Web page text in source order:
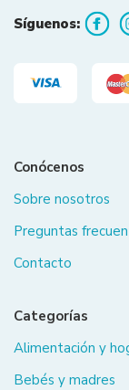
Síguenos:
Conócenos
Sobre nosotros
Preguntas
Contacto
Categorías
Alimentación y
Bebés y madres